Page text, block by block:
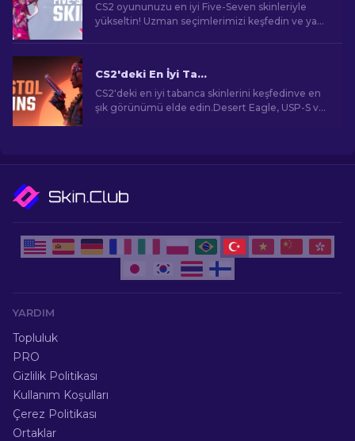
CS2 oyununuzu en iyi Five-Seven skinleriyle
yükseltin! Uzman seçimlerimizi keşfedin ve yan
CS2'deki En İyi Tabanca Skinleri [2026]
CS2'deki en iyi tabanca skinlerini keşfedinve en
şık görünümü elde edin.Desert Eagle, USP-S ve
YARDIM
Topluluk
PRO
Gizlilik Politikası
Kullanım Koşulları
Çerez Politikası
Ortaklar